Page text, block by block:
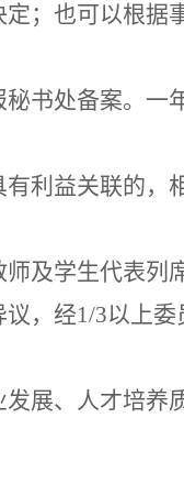
；也可以根据
书处备案。一
利益关联的，
及学生代表列
议，经1/3以上
展、人才培养